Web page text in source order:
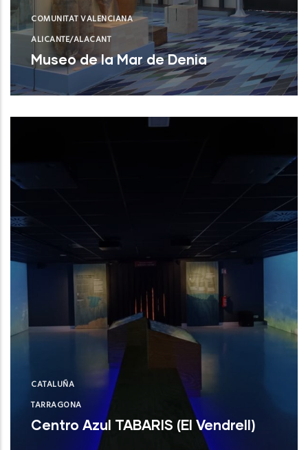
COMUNITAT VALENCIANA
ALICANTE/ALACANT
Museo de la Mar de Denia
Museo de la Mar de DeniaNUEVO
CATALUÑA
TARRAGONA
Centro Azul TABARIS (El Vendrell)